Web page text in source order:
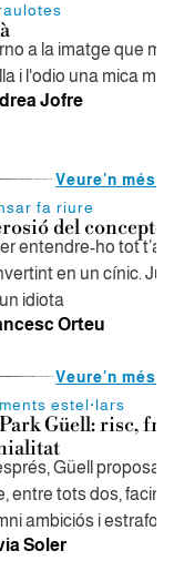
a la imatge que
i l'odio una mica
Jofre
Veure'n més
fa riure
del concepte
entendre-ho tot
en un cínic.
idiota
Orteu
Veure'n més
estel·lars
Güell: risc,
Güell proposa
entre tots dos, facin
ambiciós i
Soler